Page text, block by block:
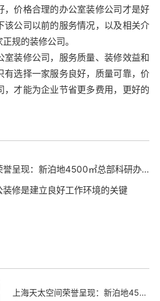
，价格合理的办公室装修公司才是好
该公司以前的服务情况，以及相关介
规的装修公司。
装修公司，服务质量、装修效益和
有选择一家服务良好，质量可靠，价
，才能为企业节省更多费用，更好的
上一篇：上海天太空间荣誉呈现：新泊地4500㎡总部科研办公一体化空间圆满交付
修是建立良好工作环境的关键
上海天太空间荣誉呈现：新泊地4500㎡总部科研办公一体化空间圆满交付